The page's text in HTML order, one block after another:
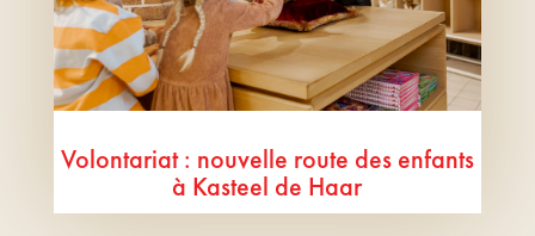
Volontariat : nouvelle route des enfants
à Kasteel de Haar